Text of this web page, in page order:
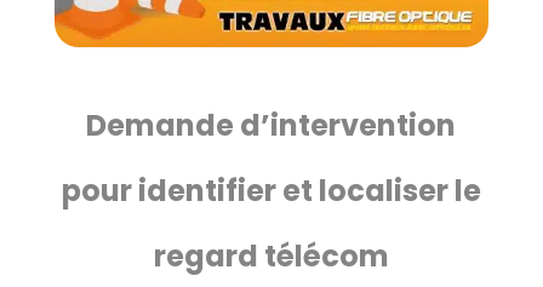
Demande d’intervention
pour identifier et localiser le
regard télécom